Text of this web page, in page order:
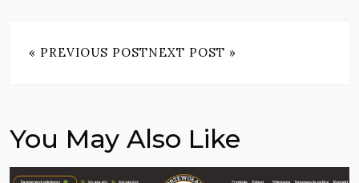
« PREVIOUS POSTNEXT POST »
You May Also Like